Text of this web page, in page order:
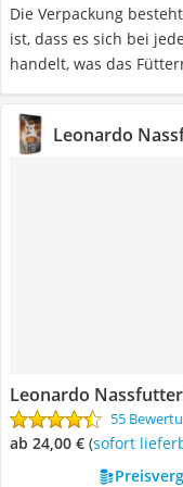
Die Verpackung
ist, dass es sich bei
handelt, was das
Leonardo
Leonardo
55
ab 24,00 € ( Sofort